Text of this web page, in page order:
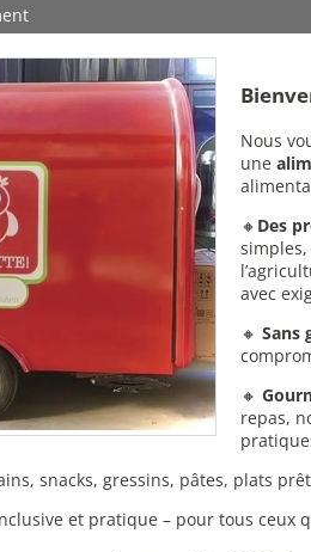
Nous
une
🔸 Des
avec
🔸 Sans
🔸
repas,
snacks, gressins, pâtes, plats
et pratique – pour tous